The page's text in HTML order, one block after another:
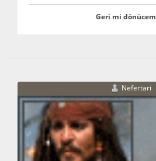
Geri mi dönücem
Nefertari